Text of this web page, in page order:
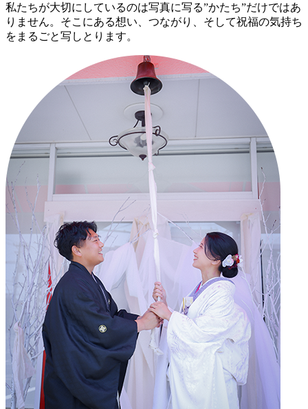
私たちが大切にしているのは写真に写る”かたち”だけではあ
りません。そこにある想い、つながり、そして祝福の気持ち
を まるごと写しとります。